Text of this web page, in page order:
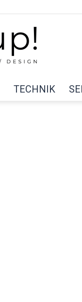
TECHNIK